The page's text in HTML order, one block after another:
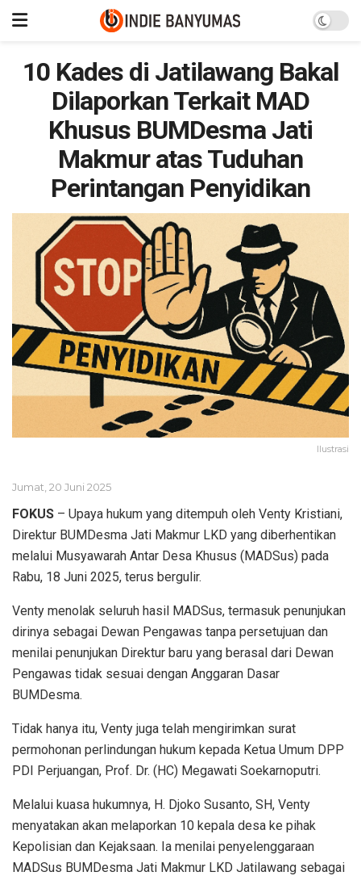
10 Kades di Jatilawang Bakal
Dilaporkan Terkait MAD
Khusus BUMDesma Jati
Makmur atas Tuduhan
Perintangan Penyidikan
Ilustrasi
Jumat, 20 Juni 2025
FOKUS – Upaya hukum yang ditempuh oleh Venty Kristiani,
Direktur BUMDesma Jati Makmur LKD yang diberhentikan
melalui Musyawarah Antar Desa Khusus (MADSus) pada
Rabu, 18 Juni 2025, terus bergulir.
Venty menolak seluruh hasil MADSus, termasuk penunjukan
dirinya sebagai Dewan Pengawas tanpa persetujuan dan
menilai penunjukan Direktur baru yang berasal dari Dewan
Pengawas tidak sesuai dengan Anggaran Dasar
BUMDesma.
Tidak hanya itu, Venty juga telah mengirimkan surat
permohonan perlindungan hukum kepada Ketua Umum DPP
PDI Perjuangan, Prof. Dr. (HC) Megawati Soekarnoputri.
Melalui kuasa hukumnya, H. Djoko Susanto, SH, Venty
menyatakan akan melaporkan 10 kepala desa ke pihak
Kepolisian dan Kejaksaan. Ia menilai penyelenggaraan
MADSus BUMDesma Jati Makmur LKD Jatilawang sebagai